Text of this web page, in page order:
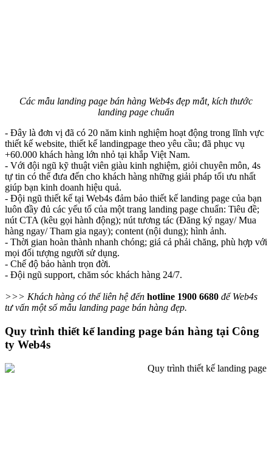
Các mẫu landing page bán hàng Web4s đẹp mắt, kích thước
landing page chuẩn
- Đây là đơn vị đã có 20 năm kinh nghiệm hoạt động trong lĩnh vực
thiết kế website, thiết kế landingpage theo yêu cầu; đã phục vụ
+60.000 khách hàng lớn nhỏ tại khắp Việt Nam.
- Với đội ngũ kỹ thuật viên giàu kinh nghiệm, giỏi chuyên môn, 4s
tự tin có thể đưa đến cho khách hàng những giải pháp tối ưu nhất
giúp bạn kinh doanh hiệu quả.
- Đội ngũ thiết kế tại Web4s đảm bảo thiết kế landing page của bạn
luôn đầy đủ các yếu tố của một trang landing page chuẩn: Tiêu đề;
nút CTA (kêu gọi hành động); nút tương tác (Đăng ký ngay/ Mua
hàng ngay/ Tham gia ngay); content (nội dung); hình ảnh.
- Thời gian hoàn thành nhanh chóng; giá cả phải chăng, phù hợp với
mọi đối tượng người sử dụng.
- Chế độ bảo hành trọn đời.
- Đội ngũ support, chăm sóc khách hàng 24/7.
>>> Khách hàng có thể liên hệ đến hotline 1900 6680 để Web4s
tư vấn một số mẫu landing page bán hàng đẹp.
Quy trình thiết kế landing page bán hàng tại Công
ty Web4s